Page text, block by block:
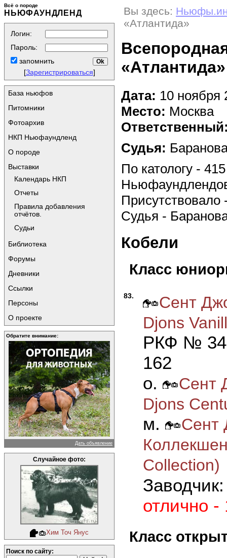
Всё о породе
НЬЮФАУНДЛЕНД
Логин:
Пароль:
запомнить
[Зарегистрироваться]
База ньюфов
Питомники
Фотоархив
НКП Ньюфаундленд
О породе
Выставки
Календарь НКП
Отчеты
Правила добавления
отчётов.
Судьи
Библиотека
Форумы
Дневники
Ссылки
Персоны
О проекте
Обратите внимание:
Дать объявление
Случайное фото:
Хим Точ Янус
Поиск по сайту:
Вы здесь:
«Атлантида»
«Атлантида»
Дата: 10 ноября
Место: Москва
Судья:
По катологу - 415
Присутствовало
Судья -
Кобели
Класс
83.
Сент
Djons
РКФ №
162
о.
Сент
Djons
м.
Сент
Collection)
отлично
Класс